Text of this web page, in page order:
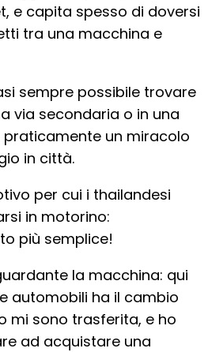
e capita spesso di doversi
tra una macchina e
sempre possibile trovare
via secondaria o in una
praticamente un miracolo
in città.
per cui i thailandesi
in motorino:
più semplice!
la macchina: qui
automobili ha il cambio
mi sono trasferita, e ho
ad acquistare una